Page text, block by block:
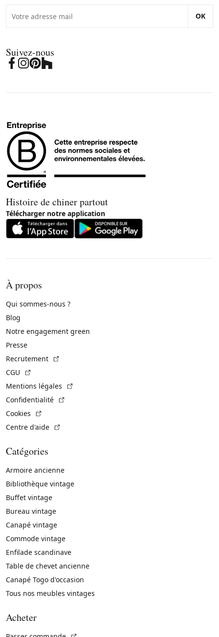
OK
Suivez-nous
Histoire de chiner partout
Télécharger notre application
À propos
Qui sommes-nous ?
Blog
Notre engagement green
Presse
Recrutement
CGU
Mentions légales
Confidentialité
Cookies
Centre d'aide
Catégories
Armoire ancienne
Bibliothèque vintage
Buffet vintage
Bureau vintage
Canapé vintage
Commode vintage
Enfilade scandinave
Table de chevet ancienne
Canapé Togo d'occasion
Tous nos meubles vintages
Acheter